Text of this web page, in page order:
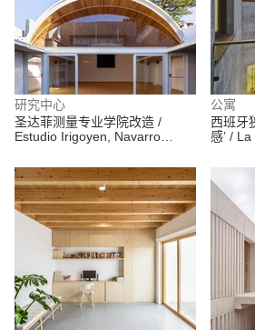
研究中心
圣达菲测量专业学院改造 /
Estudio Irigoyen, Navarro
公寓
西班牙
感’ /